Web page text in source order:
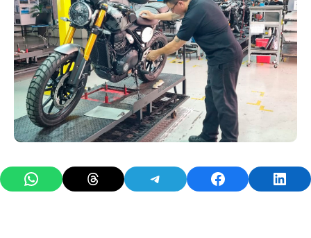
Share on WhatsAppShare on ThreadsShare on TelegramShare on Facebook